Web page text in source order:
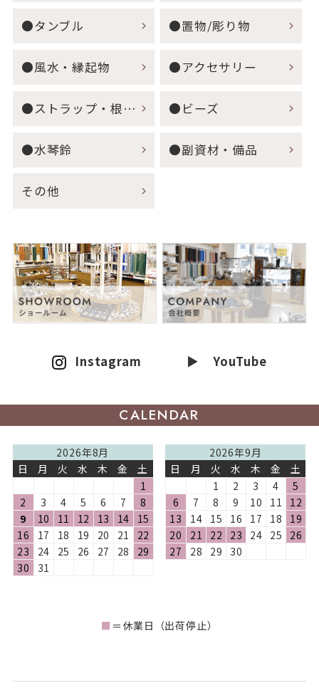
●タンブル ●置物/彫り物
●風水・縁起物 ●アクセサリー
●ストラップ・根付・キーホルダー ●ビーズ
●水琴鈴 ●副資材・備品
その他
Instagram ▶ YouTube
CALENDAR
2026年8月
日
月 火 水 木 金
土
1
2
3 4 5 6 7
8
9
10 11 12 13 14
15
16
17 18 19 20 21
22
23
24 25 26 27 28
29
30
31
2026年9月
日
月 火 水 木 金
土
1
2 3 4
5
6
7 8 9 10 11
12
13
14 15 16 17 18
19
20
21 22 23 24 25
26
27
28 29 30
■ ＝休業日（出荷停止）